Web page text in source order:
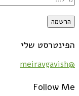
הפינטרסט שלי
@meiravgavish
Follow Me